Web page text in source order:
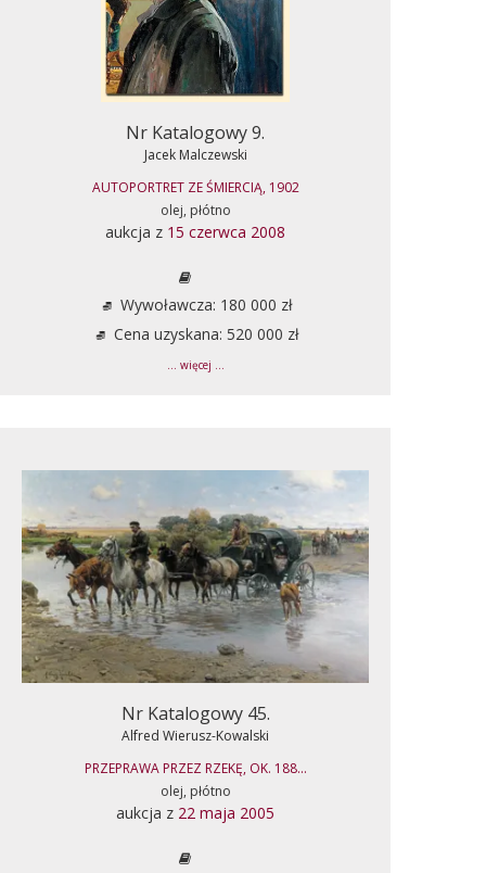
Nr Katalogowy 9.
Jacek Malczewski
AUTOPORTRET ZE ŚMIERCIĄ, 1902
olej, płótno
aukcja z 15 czerwca 2008
Wywoławcza: 180 000 zł
Cena uzyskana: 520 000 zł
... więcej ...
Nr Katalogowy 45.
Alfred Wierusz-Kowalski
PRZEPRAWA PRZEZ RZEKĘ, OK. 188...
olej, płótno
aukcja z 22 maja 2005